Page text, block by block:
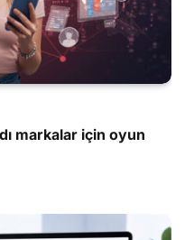
markalar için oyun